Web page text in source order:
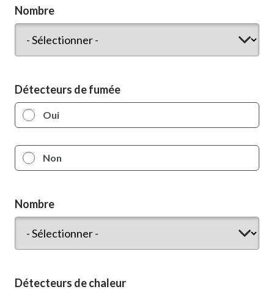
Nombre
Détecteurs de fumée
Oui
Non
Nombre
Détecteurs de chaleur